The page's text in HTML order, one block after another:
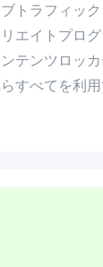
トラフィッ
エイトプロ
テンツロッ
すべてを利用